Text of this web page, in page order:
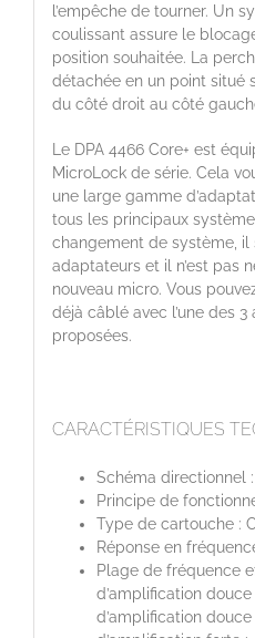
l’empêche de tourner. Un
coulissant assure le
position souhaitée. La
détachée en un point situé
du côté droit au côté
Le DPA 4466 Core+ est
MicroLock de série. Cela
une large gamme
tous les principaux
changement de système,
adaptateurs et il n’est pas
nouveau micro. Vous
déjà câblé avec l’une des
proposées.
CARACTÉRISTIQUES
Schéma directionnel
Principe de
Type de cartouche :
Réponse en
Plage de fréquence
d’amplification
d’amplification